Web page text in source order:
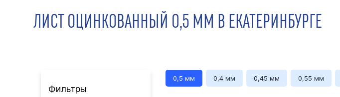
ЛИСТ ОЦИНКОВАННЫЙ 0,5 ММ В ЕКАТЕРИНБУРГЕ
Фильтры
0,5 мм 0,4 мм 0,45 мм 0,55 мм